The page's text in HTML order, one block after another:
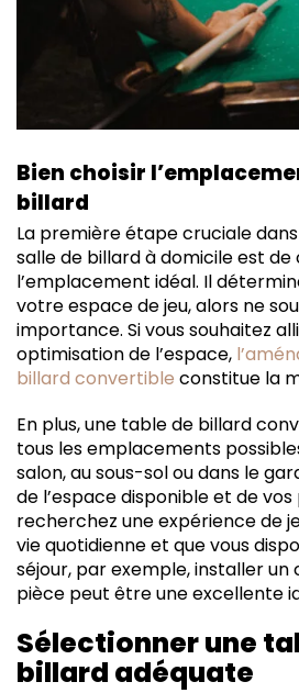
Bien choisir
billard
La première étape cruciale
salle de billard à domicile est de
l’emplacement idéal. Il
votre espace de jeu, alors ne
importance. Si vous souhaitez
optimisation de l’espace,
billard convertible constitue la
En plus, une table de billard
tous les emplacements
salon, au sous-sol ou dans le
de l’espace disponible et de
recherchez une expérience de
vie quotidienne et que vous
séjour, par exemple, installer un
pièce peut être une excellente
Sélectionner une
billard adéquate